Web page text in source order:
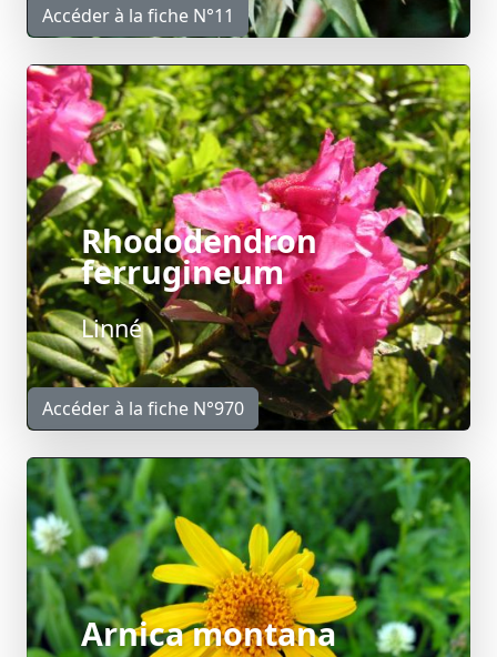
Accéder à la fiche N°11
Rhododendron
ferrugineum
Linné
Accéder à la fiche N°970
Arnica montana